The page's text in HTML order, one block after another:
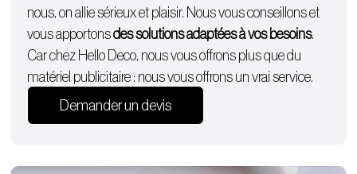
nous, on allie sérieux et plaisir. Nous vous conseillons et
vous apportonsdes solutions adaptées à vos besoins.
Car chez Hello Deco, nous vous offrons plus que du
matériel publicitaire : nous vous offrons un vrai service.
Demander un devis